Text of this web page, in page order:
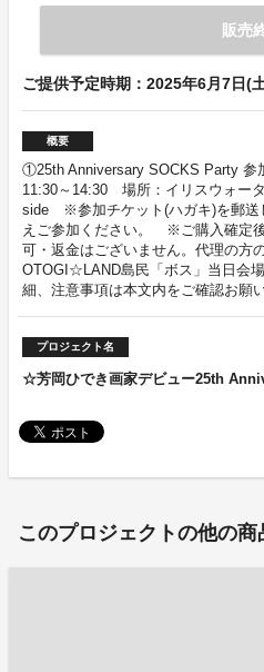
販売
ご提供予定時期：2025年6月7日(
概要
①25th Anniversary SOCKS Party
11:30～14:30 場所：イリスウォ
side ※参加チケット(ハガキ)を郵送
えご参加ください。 ※ご購入確定
可・返金はございません。代理の
OTOGI☆LAND島民「ボス」当日
細、注意事項は本文内をご確認お願
プロジェクト名
☆芳岡ひでき画家デビュー25th
このプロジェクトの他の商